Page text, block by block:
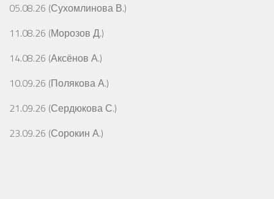
05.08.26 (Сухомлинова В.)
11.08.26 (Морозов Д.)
14.08.26 (Аксёнов А.)
10.09.26 (Полякова А.)
21.09.26 (Сердюкова С.)
23.09.26 (Сорокин А.)